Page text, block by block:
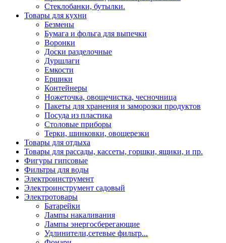
Стеклобанки, бутылки.
Товары для кухни
Безмены
Бумага и фольга для выпечки
Воронки
Доски разделочные
Дуршлаги
Емкости
Ершики
Контейнеры
Ножеточка, овощечистка, чесночница
Пакеты для хранения и заморозки продуктов
Посуда из пластика
Столовые приборы
Терки, шинковки, овощерезки
Товары для отдыха
Товары для рассады, кассеты, горшки, ящики, и пр.
Фигуры гипсовые
Фильтры для воды
Электроинструмент
Электроинструмент садовый
Электротовары
Батарейки
Лампы накаливания
Лампы энергосберегающие
Удлинители,сетевые фильтр...